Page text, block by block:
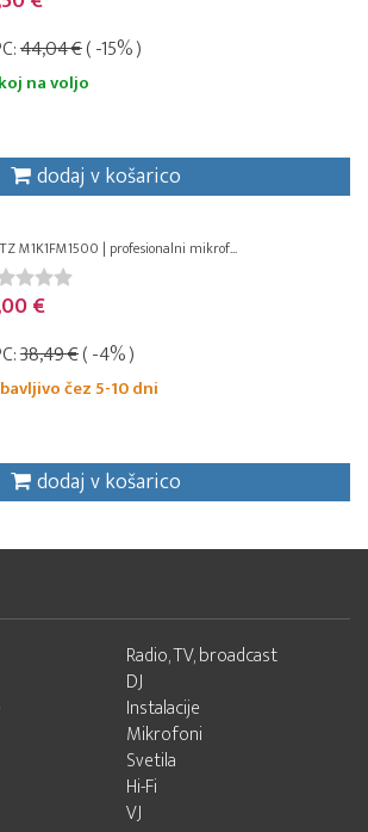
44,04 €( -15% )
na voljo
dodaj v košarico
M1K1FM1500 | profesionalni mikrof...
€
38,49 €( -4% )
čez 5-10 dni
dodaj v košarico
Radio, TV, broadcast
DJ
Instalacije
Mikrofoni
Svetila
Hi-Fi
VJ